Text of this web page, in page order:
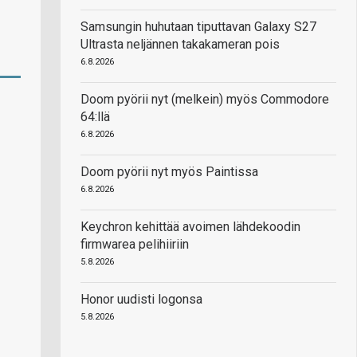
Samsungin huhutaan tiputtavan Galaxy S27
Ultrasta neljännen takakameran pois
6.8.2026
Doom pyörii nyt (melkein) myös Commodore
64:llä
6.8.2026
Doom pyörii nyt myös Paintissa
6.8.2026
Keychron kehittää avoimen lähdekoodin
firmwarea pelihiiriin
5.8.2026
Honor uudisti logonsa
5.8.2026